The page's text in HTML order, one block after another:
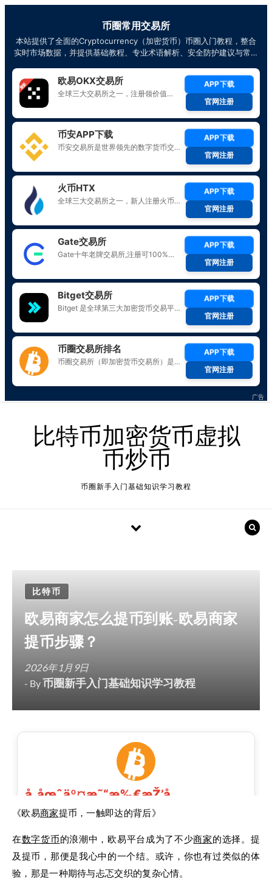
比特币加密货币虚拟
币炒币
币圈新手入门基础知识学习教程
比特币
欧易商家怎么提币到账-欧易商家
提币步骤？
2026年1月9日
- By币圈新手入门基础知识学习教程
《欧易商家提币，一触即达的背后》
在数字货币的浪潮中，欧易平台成为了不少商家的选择。提
及提币，那便是我心中的一个结。或许，你也有过类似的体
验，那是一种期待与忐忑交织的复杂心情。